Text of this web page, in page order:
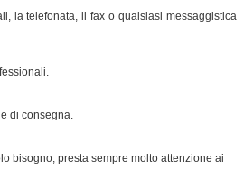
la telefonata, il fax o qualsiasi messaggistica
di consegna.
bisogno, presta sempre molto attenzione ai